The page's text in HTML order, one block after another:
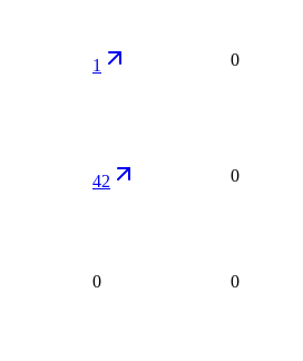
1 0
42 0
0 0